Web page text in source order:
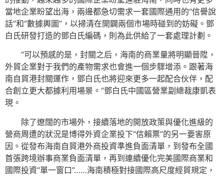
當地企業盼望出海，兩邊都急切需求一套國際通用的“信譽說
話”和“數據輿圖”，以掃清在開闢兩個市場時碰到的妨礙。鄧
白氏研發打造的鄧白氏編碼，則為此供給了一套處理計劃。
“可以預感的是，封關之后，海南的商業量將明顯晉陞，
外貿企業對于我們的產物需求也會進一個步驟增添。跟著海
南自貿港封關運作，鄧白氏也將迎來更多一起配合伙伴，配
合創立更大都據利用場景。”鄧白氏中國區營業副總裁康凱表
現。
除了遼闊的市場外，接續落地的開放政策與優化進級的
營商周遭的狀況是博得外資企業投下“信賴票”的另一要害原
因。從發布海南自貿港外商投資準進負面清單，到發布全國
首張跨境辦事商業負面清單，再到連續優化完美國際商業和
國際投資“單一窗口”……海南積極對接國際高尺度經貿規定，